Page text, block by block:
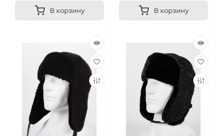
В корзину В корзину